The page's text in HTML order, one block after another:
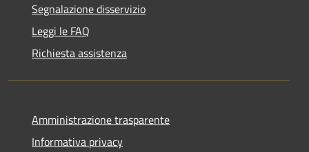
Segnalazione disservizio
Leggi le FAQ
Richiesta assistenza
Amministrazione trasparente
Informativa privacy